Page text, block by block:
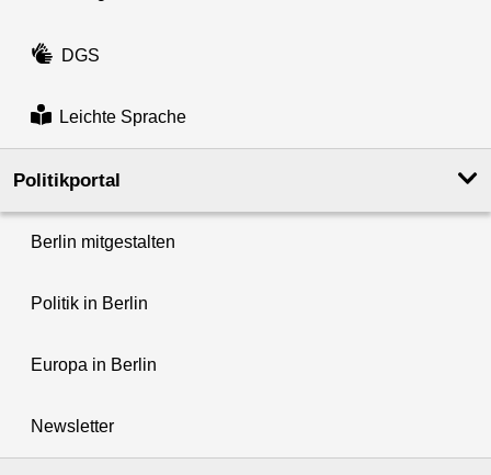
DGS
Leichte Sprache
Politikportal
Berlin mitgestalten
Politik in Berlin
Europa in Berlin
Newsletter